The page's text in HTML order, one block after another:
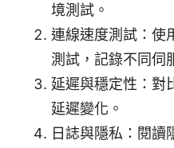
境測試。
連線速度測試：使
測試，記錄不同伺
延遲與穩定性：對
延遲變化。
日誌與隱私：閱讀